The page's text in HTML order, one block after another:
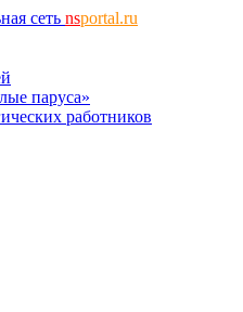
сеть nsportal.ru
паруса»
работников